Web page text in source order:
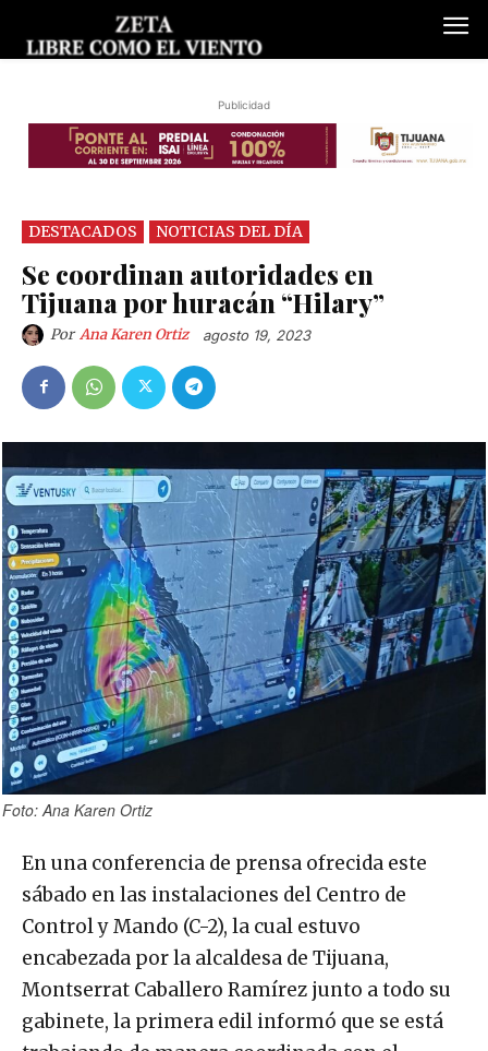
Publicidad
DESTACADOS NOTICIAS DEL DÍA
Se coordinan autoridades en
Tijuana por huracán “Hilary”
Por Ana Karen Ortiz agosto 19, 2023
Foto: Ana Karen Ortiz
En una conferencia de prensa ofrecida este
sábado en las instalaciones del Centro de
Control y Mando (C-2), la cual estuvo
encabezada por la alcaldesa de Tijuana,
Montserrat Caballero Ramírez junto a todo su
gabinete, la primera edil informó que se está